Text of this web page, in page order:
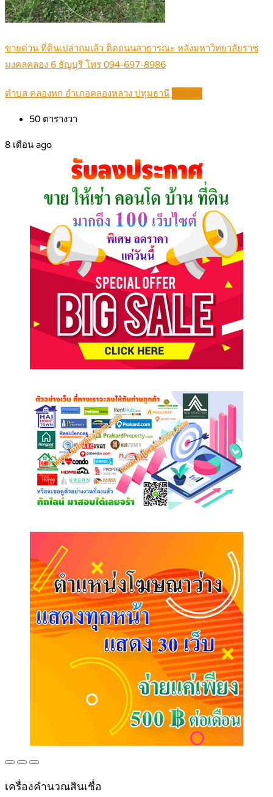
ขายด่วน ที่ดินเปล่าถมเล้ว ติดถนนสาธารณะ หลังมหาวิทยาลัยราช
มงคลคลอง 6 ธัญบุรี โทร 094-697-8986
ตำบล คลองหก อำเภอคลองหลวง ปทุมธานี
50 ตารางวา
8 เดือน ago
เครื่องคำนวณสินเชื่อ